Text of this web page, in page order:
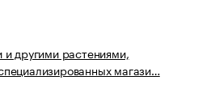
и другими растениями,
магази…